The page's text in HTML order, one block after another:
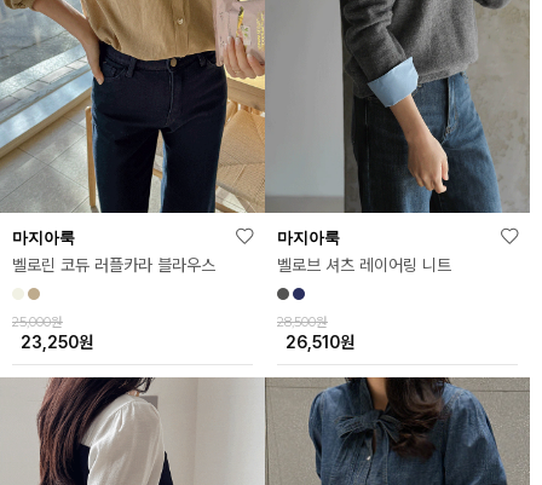
마지아룩
벨로린 코듀 러플카라 블라우스
25,000원
23,250원
마지아룩
벨로브 셔츠 레이어링 니트
28,500원
26,510원